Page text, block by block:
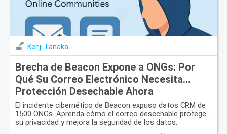
Kenji Tanaka
Brecha de Beacon Expone a ONGs: Por
Qué Su Correo Electrónico Necesita
Protección Desechable Ahora
El incidente cibernético de Beacon expuso datos CRM de
1500 ONGs. Aprenda cómo el correo desechable protege
su privacidad y mejora la seguridad de los datos.